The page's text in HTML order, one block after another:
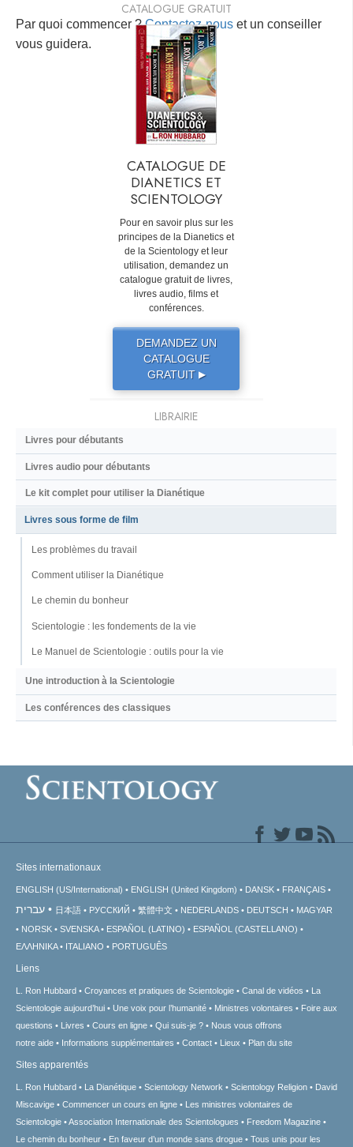
Par quoi commencer ?Contactez-nous et un conseiller
vous guidera.
CATALOGUE GRATUIT
CATALOGUE DE
DIANETICS ET
SCIENTOLOGY
Pour en savoir plus sur les
principes de la Dianetics et
de la Scientology et leur
utilisation, demandez un
catalogue gratuit de livres,
livres audio, films et
conférences.
DEMANDEZ UN
CATALOGUE
GRATUIT ▶
LIBRAIRIE
Livres pour débutants
Livres audio pour débutants
Le kit complet pour utiliser la Dianétique
Livres sous forme de film
Les problèmes du travail
Comment utiliser la Dianétique
Le chemin du bonheur
Scientologie : les fondements de la vie
Le Manuel de Scientologie : outils pour la vie
Une introduction à la Scientologie
Les conférences des classiques
Sites internationaux
ENGLISH (US/International) ENGLISH (United Kingdom) DANSK FRANÇAIS
עברית 日本語 РУССКИЙ 繁體中文 NEDERLANDS DEUTSCH
MAGYAR
NORSK
SVENSKA ESPAÑOL (LATINO)
ESPAÑOL (CASTELLANO)
ΕΛΛΗΝΙΚA
ITALIANO PORTUGUÊS
Liens
L. Ron Hubbard Croyances et pratiques de Scientologie Canal de vidéos
La
Scientologie aujourd’hui
Une voix pour l’humanité Ministres volontaires
Foire aux
questions
Livres Cours en ligne Qui suis-je ?
Nous vous offrons
notre aide
Informations supplémentaires Contact Lieux Plan du site
Sites apparentés
L. Ron Hubbard La Dianétique Scientology Network Scientology Religion
David
Miscavige
Commencer un cours en ligne
Les ministres volontaires de
Scientologie
Association Internationale des Scientologues
Freedom Magazine
Le chemin du bonheur
En faveur d’un monde sans drogue Tous unis pour les